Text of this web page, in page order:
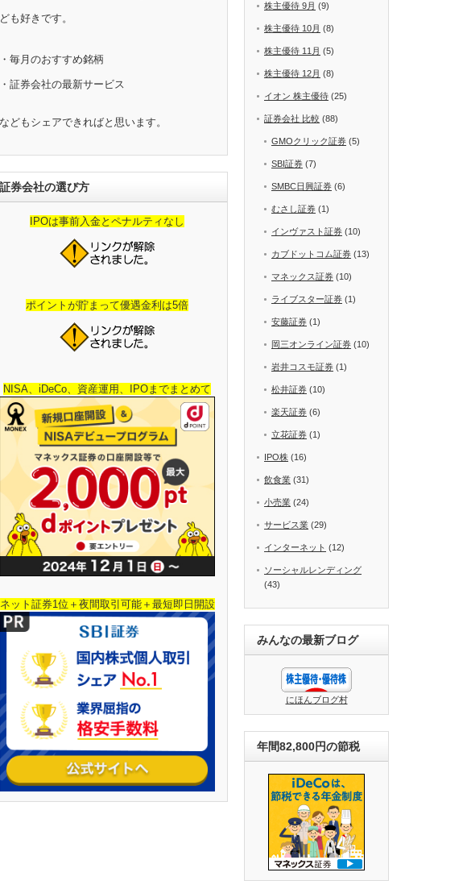
ども好きです。
・毎月のおすすめ銘柄
・証券会社の最新サービス
などもシェアできればと思います。
証券会社の選び方
IPOは事前入金とペナルティなし
ポイントが貯まって優遇金利は5倍
NISA、iDeCo、資産運用、IPOまでまとめて
ネット証券1位＋夜間取引可能＋最短即日開設
株主優待 9月 (9)
株主優待 10月 (8)
株主優待 11月 (5)
株主優待 12月 (8)
イオン 株主優待 (25)
証券会社 比較 (88)
GMOクリック証券 (5)
SBI証券 (7)
SMBC日興証券 (6)
むさし証券 (1)
インヴァスト証券 (10)
カブドットコム証券 (13)
マネックス証券 (10)
ライブスター証券 (1)
安藤証券 (1)
岡三オンライン証券 (10)
岩井コスモ証券 (1)
松井証券 (10)
楽天証券 (6)
立花証券 (1)
IPO株 (16)
飲食業 (31)
小売業 (24)
サービス業 (29)
インターネット (12)
ソーシャルレンディング
(43)
みんなの最新ブログ
にほんブログ村
年間82,800円の節税